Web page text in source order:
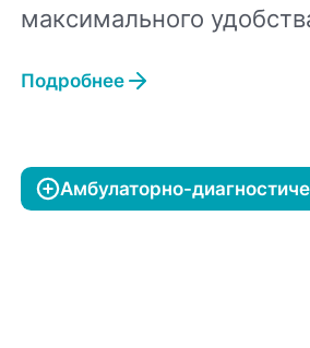
максимального
Подробнее
Амбулаторно-